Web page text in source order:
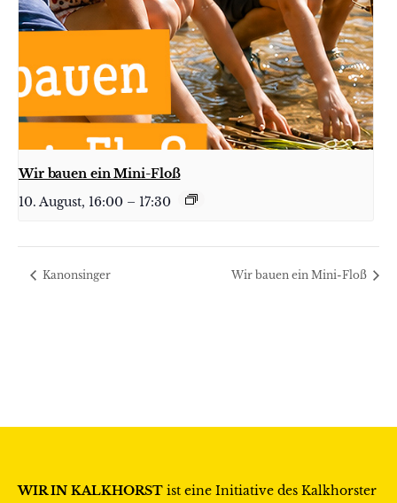
Wir bauen ein Mini-Floß
10. August, 16:00 – 17:30
Kanonsinger Wir bauen ein Mini-Floß
WIR IN KALKHORST ist eine Initiative des Kalkhorster